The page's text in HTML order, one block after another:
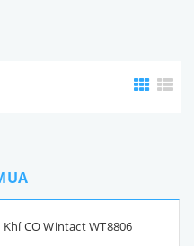
CO Wintact WT8806